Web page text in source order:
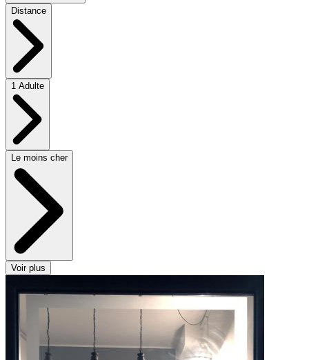
Distance
1 Adulte
Le moins cher
Voir plus